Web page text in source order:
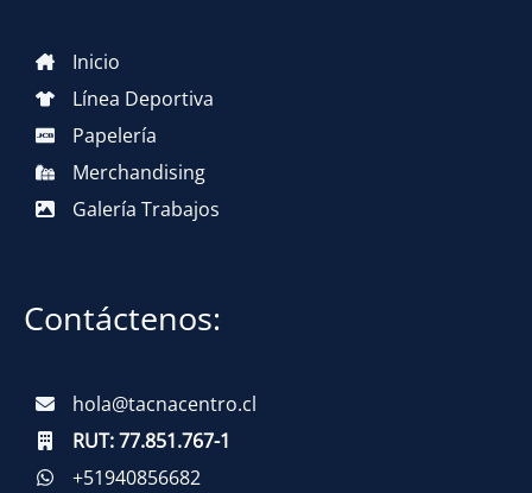
Inicio
Línea Deportiva
Papelería
Merchandising
Galería Trabajos
Contáctenos:
hola@tacnacentro.cl
RUT:77.851.767-1
+51940856682